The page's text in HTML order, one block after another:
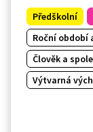
Předškolní
Roční období
Člověk a
Výtvarná